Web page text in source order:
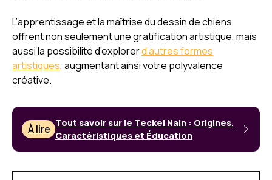
L’apprentissage et la maîtrise du dessin de chiens
offrent non seulement une gratification artistique, mais
aussi la possibilité d’explorerd’autres formes
artistiques, augmentant ainsi votre polyvalence
créative.
À lire Tout savoir sur le Teckel Nain : Origines,
Caractéristiques et Éducation